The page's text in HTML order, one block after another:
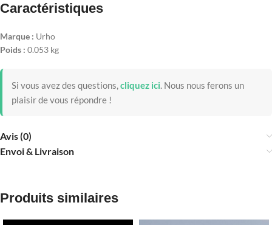
Caractéristiques
Marque : Urho
Poids : 0.053 kg
Si vous avez des questions,cliquez ici. Nous nous ferons un
plaisir de vous répondre !
Avis (0)
Envoi & Livraison
Produits similaires